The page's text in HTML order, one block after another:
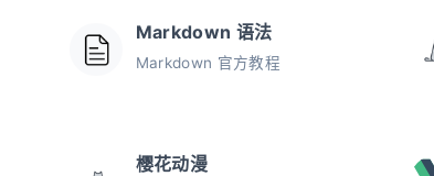
Markdown 语法
Markdown 官方教程
樱花动漫